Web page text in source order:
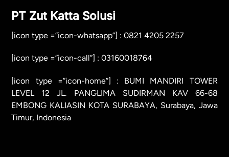
PT Zut Katta Solusi
[icon type =”icon-whatsapp”] :0821 4205 2257
[icon type =”icon-call”] : 03160018764
[icon type =”icon-home”] : BUMI MANDIRI TOWER
LEVEL 12 JL. PANGLIMA SUDIRMAN KAV 66-68
EMBONG KALIASIN KOTA SURABAYA, Surabaya, Jawa
Timur, Indonesia